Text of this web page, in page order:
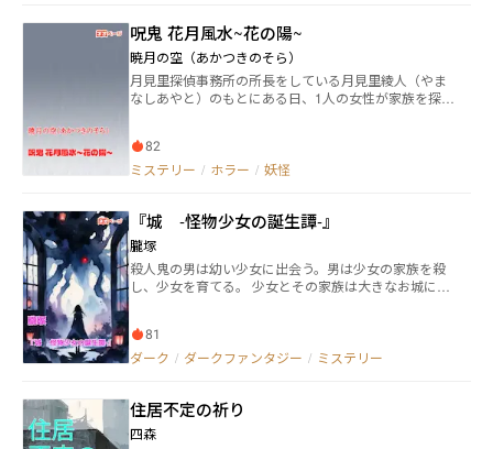
を作ろうと奮闘する。 しかし当日、王都で謎の騒ぎが
発生。二人でその真相を追い、協力して人助けや問題
を解決する中で、二人の距離も縮まっていく。 更にこ
のことをきっかけに活躍や魔法薬の評判を聞き付け、
貴族までも出て来る。 贈り物を渡すことが出来るの
レ研究者×心の内を読ませないイケメン紳士騎士のバデ
ィが謎や騒動を追う、ミステリー風味な甘くじれった
い恋愛ファンタジー。 ※時々戦闘・バトル要素あり ※
呪鬼 花月風水~花の陽~
暁月の空（あかつきのそら）
月見里探偵事務所の所長をしている月見里綾人（やま
なしあやと）のもとにある日、1人の女性が家族を探し
82
ミステリー / ホラー / 妖怪
『城 ‐怪物少女の誕生譚‐』
朧塚
殺人鬼の男は幼い少女に出会う。男は少女の家族を殺
し、少女を育てる。 少女とその家族は大きなお城に住
とした。 ……だが、少女の無垢な瞳を見て、男は少女
を育てる…………。 それは怪物少女の誕生譚。
81
ダーク / ダークファンタジー / ミステリー
住居不定の祈り
四森